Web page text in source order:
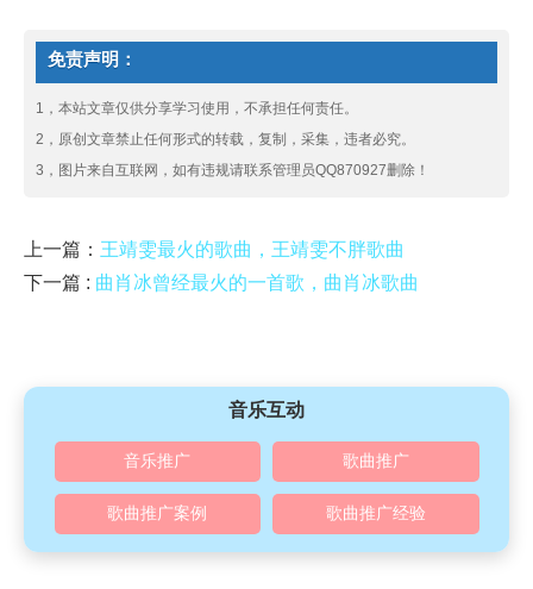
免责声明：
1，本站文章仅供分享学习使用，不承担任何责任。
2，原创文章禁止任何形式的转载，复制，采集，违者必究。
3，图片来自互联网，如有违规请联系管理员QQ870927删除！
上一篇： 王靖雯最火的歌曲，王靖雯不胖歌曲
下一篇 : 曲肖冰曾经最火的一首歌，曲肖冰歌曲
音乐互动
音乐推广 歌曲推广
歌曲推广案例 歌曲推广经验